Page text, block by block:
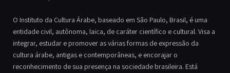
O Instituto da Cultura Árabe, baseado em São Paulo, Brasil, é uma
entidade civil, autônoma, laica, de caráter científico e cultural. Visa a
integrar, estudar e promover as várias formas de expressão da
cultura árabe, antigas e contemporâneas, e encorajar o
reconhecimento de sua presença na sociedade brasileira. Está